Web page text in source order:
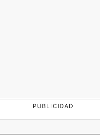
PUBLICIDAD